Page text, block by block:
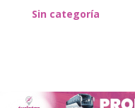
Sin categoría